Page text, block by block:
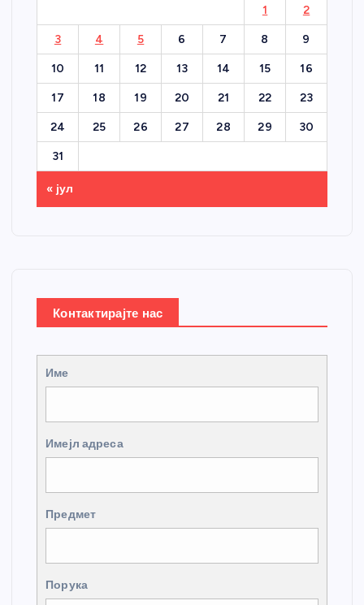
1 2
3 4 5 6 7 8 9
10 11 12 13 14 15 16
17 18 19 20 21 22 23
24 25 26 27 28 29 30
31
« јул
Контактирајте нас
Име
Имејл адреса
Предмет
Порука